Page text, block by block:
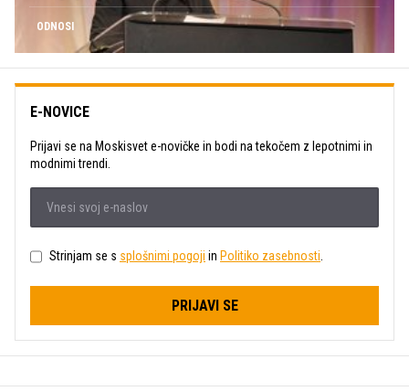
ODNOSI
E-NOVICE
Prijavi se na Moskisvet e-novičke in bodi na tekočem z lepotnimi in
modnimi trendi.
Strinjam se s splošnimi pogoji in Politiko zasebnosti
PRIJAVI SE